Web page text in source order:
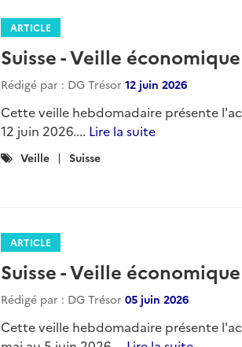
ARTICLE
Suisse - Veille
Rédigé par : DG Trésor 12 juin 2026
Cette veille hebdomadaire présente
12 juin 2026.... Lire la suite
Catégories
Veille Suisse
ARTICLE
Suisse - Veille
Rédigé par : DG Trésor 05 juin 2026
Cette veille hebdomadaire présente